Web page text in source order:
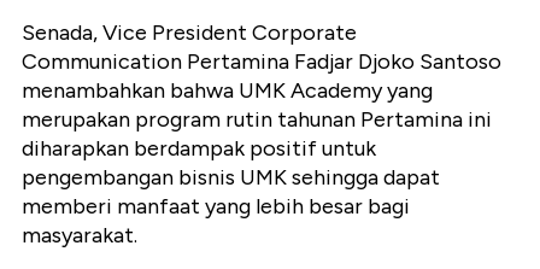
Senada, Vice President Corporate
Communication Pertamina Fadjar Djoko Santoso
menambahkan bahwa UMK Academy yang
merupakan program rutin tahunan Pertamina ini
diharapkan berdampak positif untuk
pengembangan bisnis UMK sehingga dapat
memberi manfaat yang lebih besar bagi
masyarakat.